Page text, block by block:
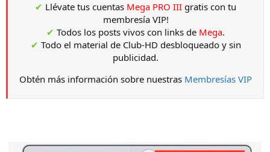
✔ Llévate tus cuentas Mega PRO III gratis con tu
membresía VIP!
✔ Todos los posts vivos con links de Mega.
✔ Todo el material de Club-HD desbloqueado y sin
publicidad.
Obtén más información sobre nuestras Membresías VIP